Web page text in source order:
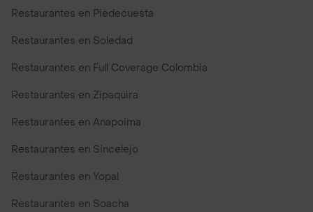
Restaurantes en Piedecuesta
Restaurantes en Soledad
Restaurantes en Full Coverage Colombia
Restaurantes en Zipaquira
Restaurantes en Anapoima
Restaurantes en Sincelejo
Restaurantes en Yopal
Restaurantes en Soacha